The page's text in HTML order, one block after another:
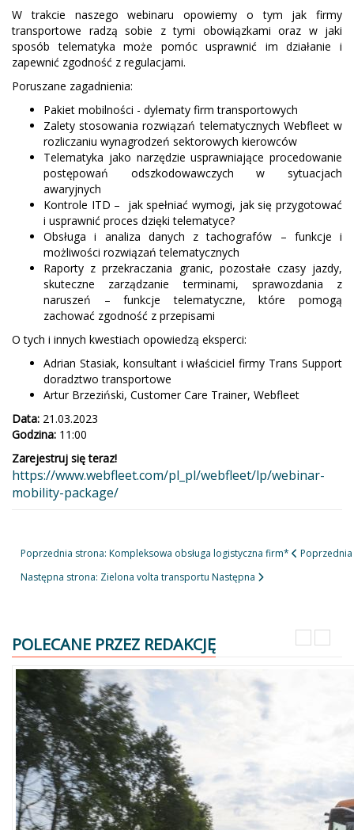
W trakcie naszego webinaru opowiemy o tym jak firmy
transportowe radzą sobie z tymi obowiązkami oraz w jaki
sposób telematyka może pomóc usprawnić im działanie i
zapewnić zgodność z regulacjami.
Poruszane zagadnienia:
Pakiet mobilności - dylematy firm transportowych
Zalety stosowania rozwiązań telematycznych Webfleet w
rozliczaniu wynagrodzeń sektorowych kierowców
Telematyka jako narzędzie usprawniające procedowanie
postępowań odszkodowawczych w sytuacjach
awaryjnych
Kontrole ITD – jak spełniać wymogi, jak się przygotować
i usprawnić proces dzięki telematyce?
Obsługa i analiza danych z tachografów – funkcje i
możliwości rozwiązań telematycznych
Raporty z przekraczania granic, pozostałe czasy jazdy,
skuteczne zarządzanie terminami, sprawozdania z
naruszeń – funkcje telematyczne, które pomogą
zachować zgodność z przepisami
O tych i innych kwestiach opowiedzą eksperci:
Adrian Stasiak, konsultant i właściciel firmy Trans Support
doradztwo transportowe
Artur Brzeziński, Customer Care Trainer, Webfleet
Data: 21.03.2023
Godzina: 11:00
Zarejestruj się teraz!
https://www.webfleet.com/pl_pl/webfleet/lp/webinar-
mobility-package/
Poprzednia strona: Kompleksowa obsługa logistyczna firm*
Poprzednia
Następna strona: Zielona volta transportu Następna
POLECANE PRZEZ REDAKCJĘ